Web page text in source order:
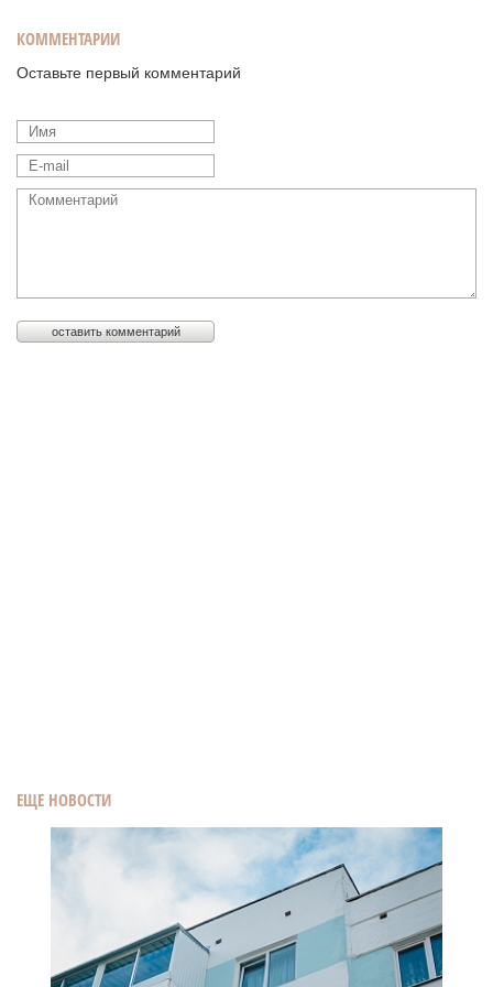
ЕЩЕ НОВОСТИ
КОММЕНТАРИИ
Оставьте первый комментарий